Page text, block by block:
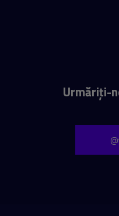
Urmăriți-